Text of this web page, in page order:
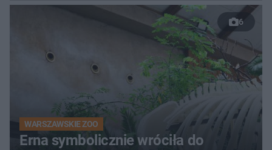
6
WARSZAWSKIE ZOO
Erna symbolicznie wróciła do